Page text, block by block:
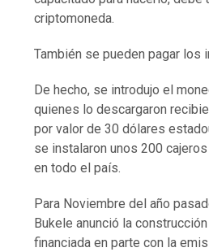
criptomoneda.
También se pueden pagar los
De hecho, se introdujo el
quienes lo descargaron
por valor de 30 dólares
se instalaron unos 200
en todo el país.
Para Noviembre del año
Bukele anunció la
financiada en parte con la